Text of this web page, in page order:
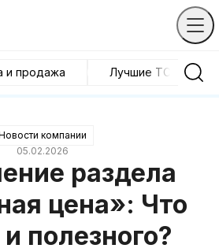
и продажа Лучшие ТС
компании
05.02.2026
раздела
цена»: Что
полезного?